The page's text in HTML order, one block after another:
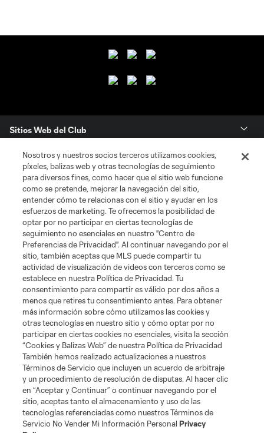
Sitios Web del Club
Club
Tickets
News
MLSSOCCER.COM
Terminos de servicio
Politica de privacidad
Do Not Sell or Share My Personal Information
Cookies Settings
©2026 MLS. The Major League Soccer and MLS name and shield are
registered trademarks of Major League Soccer, L.L.C. (“MLS”). The names
and logos of MLS teams are registered and/or common law trademarks of
MLS or are used with the permission of their owners. Any unauthorized use
Nosotros y nuestros socios terceros utilizamos cookies,
píxeles, balizas web y otras tecnologías de seguimiento
para diversos fines, como hacer que el sitio web funcione
como se pretende, mejorar la navegación del sitio,
entender cómo te relacionas con el sitio y ayudar en los
esfuerzos de marketing. Te ofrecemos la posibilidad de
optar por no participar en ciertas tecnologías de
seguimiento no esenciales en nuestro "Centro de
Preferencias de Privacidad". Al continuar navegando por el
sitio, también aceptas que MLS puede compartir tu
actividad de visualización de videos con terceros como se
establece en nuestra Política de Privacidad. Tu
consentimiento para compartir es válido por dos años a
menos que retires tu consentimiento antes. Para obtener
más información sobre cómo utilizamos las cookies y
otras tecnologías en nuestro sitio y cómo optar por no
participar en ciertas cookies no esenciales, visita la sección
“Cookies y Balizas Web” de nuestra Política de Privacidad
También hemos realizado actualizaciones a nuestros
Términos de Servicio que incluyen un acuerdo de arbitraje
y un procedimiento de resolución de disputas. Al hacer clic
en “Aceptar y Continuar” o continuar navegando por el
sitio, aceptas tanto el almacenamiento y uso de las
tecnologías referenciadas como nuestros Términos de
Servicio No Vender Mi Información PersonalPrivacy